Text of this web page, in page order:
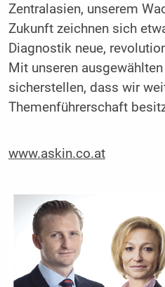
Zentralasien, unserem
Zukunft zeichnen sich
Diagnostik neue,
Mit unseren
sicherstellen, dass wir
Themenführerschaft
www.askin.co.at